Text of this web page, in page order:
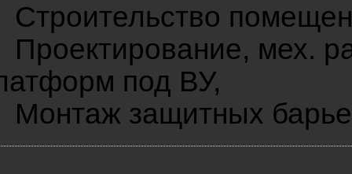
Строительство
Проектирование, мех.
под ВУ,
Монтаж защитных